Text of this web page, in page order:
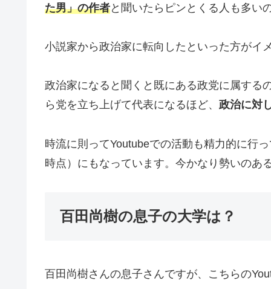
た男」の作者と聞いたらピンとくる人も多い
小説家から政治家に転向したといった方がイ
政治家になると聞くと既にある政党に属する
ら党を立ち上げて代表になるほど、 政治に対
時流に則ってYoutubeでの活動も精力的に行
時点）にもなっています。今かなり勢いのあ
百田尚樹の息子の大学は？
百田尚樹さんの息子さんですが、こちらの